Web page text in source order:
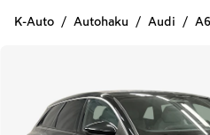
K-Auto Autohaku Audi